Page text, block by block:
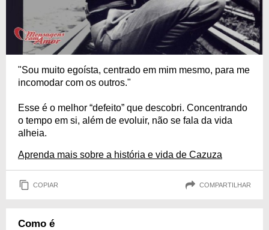
"Sou muito egoísta, centrado em mim mesmo, para me
incomodar com os outros."
Esse é o melhor “defeito” que descobri. Concentrando
o tempo em si, além de evoluir, não se fala da vida
alheia.
Aprenda mais sobre a história e vida de Cazuza
COPIAR COMPARTILHAR
Como é